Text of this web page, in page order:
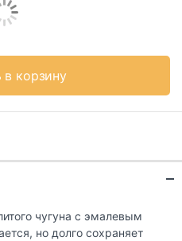
в корзину
чугуна с эмалевым
но долго сохраняет